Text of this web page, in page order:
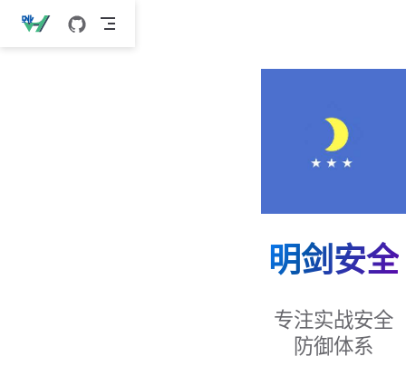
跳
明剑安全
专注实战安全
防御体系